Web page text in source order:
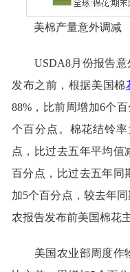
美棉产量意外调减
USDA8月份报告意
发布之前，根据美国棉
88%，比前周增加6个
个百分点。棉花结铃
点，比过去五年平均值
百分点，比过去五年同
加5个百分点，较去年
农报告发布前美国棉花
美国农业部周度作物